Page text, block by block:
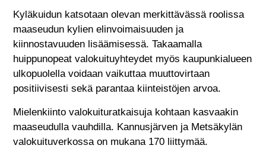
Kyläkuidun katsotaan olevan merkittävässä roolissa
maaseudun kylien elinvoimaisuuden ja
kiinnostavuuden lisäämisessä. Takaamalla
huippunopeat valokuituyhteydet myös kaupunkialueen
ulkopuolella voidaan vaikuttaa muuttovirtaan
positiivisesti sekä parantaa kiinteistöjen arvoa.
Mielenkiinto valokuituratkaisuja kohtaan kasvaakin
maaseudulla vauhdilla. Kannusjärven ja Metsäkylän
valokuituverkossa on mukana 170 liittymää.